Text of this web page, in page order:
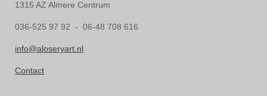
1315 AZ Almere Centrum
036-525 97 92 - 06-48 708 616
info@aloseryart.nl
Contact